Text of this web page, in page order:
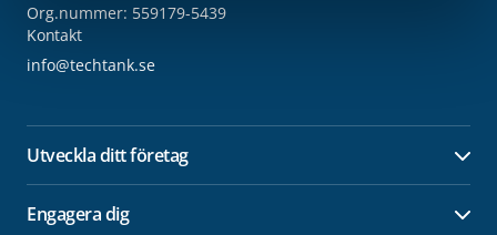
Org.nummer: 559179-5439
Kontakt
info@techtank.se
Utveckla ditt företag
Engagera dig